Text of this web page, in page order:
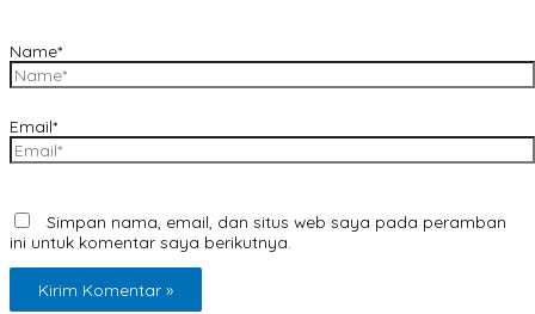
Name*
Email*
Simpan nama, email, dan situs web saya pada peramban
ini untuk komentar saya berikutnya.